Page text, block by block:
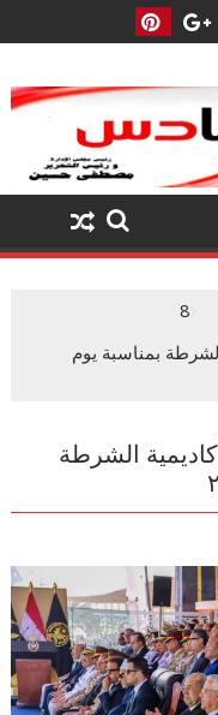
8
بمناسبة يوم
الشرطة